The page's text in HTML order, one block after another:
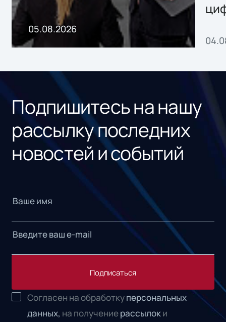
05.08.2026
Подпишитесь на нашу
рассылку последних
новостей и событий
Подписаться
Согласен на обработкуперсональных
данных, на получениерассылоки